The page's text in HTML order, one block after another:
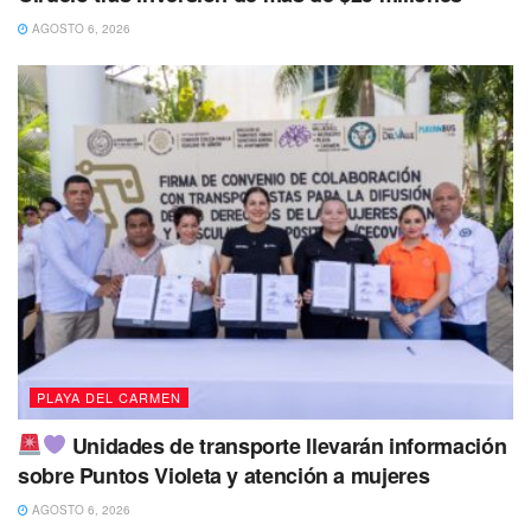
AGOSTO 6, 2026
PLAYA DEL CARMEN
Unidades de transporte llevarán información
sobre Puntos Violeta y atención a mujeres
AGOSTO 6, 2026